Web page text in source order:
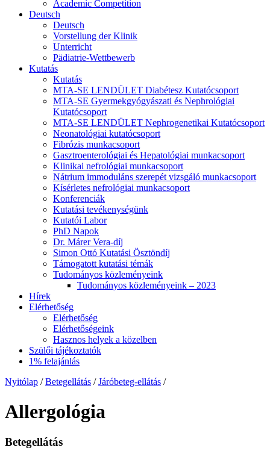
Academic Competition
Deutsch
Deutsch
Vorstellung der Klinik
Unterricht
Pädiatrie-Wettbewerb
Kutatás
Kutatás
MTA-SE LENDÜLET Diabétesz Kutatócsoport
MTA-SE Gyermekgyógyászati és Nephrológiai
Kutatócsoport
MTA-SE LENDÜLET Nephrogenetikai Kutatócsoport
Neonatológiai kutatócsoport
Fibrózis munkacsoport
Gasztroenterológiai és Hepatológiai munkacsoport
Klinikai nefrológiai munkacsoport
Nátrium immoduláns szerepét vizsgáló munkacsoport
Kísérletes nefrológiai munkacsoport
Konferenciák
Kutatási tevékenységünk
Kutatói Labor
PhD Napok
Dr. Márer Vera-díj
Simon Ottó Kutatási Ösztöndíj
Támogatott kutatási témák
Tudományos közleményeink
Tudományos közleményeink – 2023
Hírek
Elérhetőség
Elérhetőség
Elérhetőségeink
Hasznos helyek a közelben
Szülői tájékoztatók
1% felajánlás
Nyitólap / Betegellátás / Járóbeteg-ellátás /
Allergológia
Betegellátás